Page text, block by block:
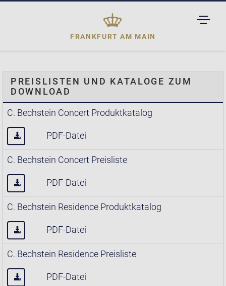
FRANKFURT AM MAIN
PREISLISTEN UND KATALOGE ZUM
DOWNLOAD
C. Bechstein Concert Produktkatalog
PDF-Datei
C. Bechstein Concert Preisliste
PDF-Datei
C. Bechstein Residence Produktkatalog
PDF-Datei
C. Bechstein Residence Preisliste
PDF-Datei